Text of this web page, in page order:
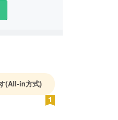
(All-in方式)